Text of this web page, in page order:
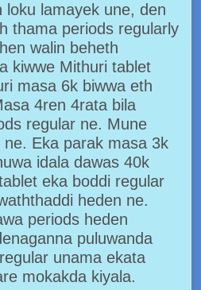
loku lamayek une, den
thama periods regularly
walin beheth
kiwwe Mithuri tablet
masa 6k biwwa eth
4ren 4rata bila
regular ne. Mune
Eka parak masa 3k
idala dawas 40k
eka boddi regular
heden ne.
periods heden
puluwanda
unama ekata
mokakda kiyala.